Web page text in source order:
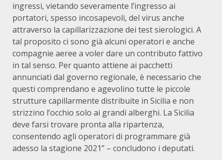
ingressi, vietando severamente l’ingresso ai
portatori, spesso incosapevoli, del virus anche
attraverso la capillarizzazione dei test sierologici. A
tal proposito ci sono già alcuni operatori e anche
compagnie aeree a voler dare un contributo fattivo
in tal senso. Per quanto attiene ai pacchetti
annunciati dal governo regionale, è necessario che
questi comprendano e agevolino tutte le piccole
strutture capillarmente distribuite in Sicilia e non
strizzino l’occhio solo ai grandi alberghi. La Sicilia
deve farsi trovare pronta alla ripartenza,
consentendo agli operatori di programmare già
adesso la stagione 2021” – concludono i deputati.